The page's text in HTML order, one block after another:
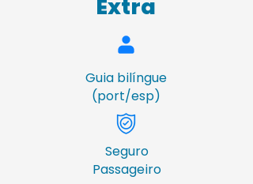
Extra
Guia bilíngue
(port/esp)
Seguro
Passageiro